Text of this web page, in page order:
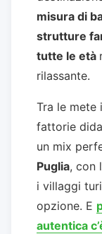
misura di
strutture
tutte le età
rilassante.
Tra le mete
fattorie
un mix
Puglia, con
i villaggi
opzione. E
autentica